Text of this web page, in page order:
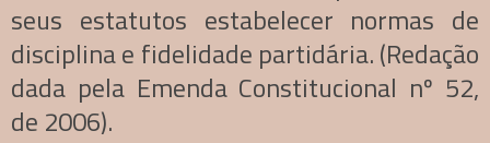
seus estatutos estabelecer normas de
disciplina e fidelidade partidária. (Redação
dada pela Emenda Constitucional nº 52,
de 2006).